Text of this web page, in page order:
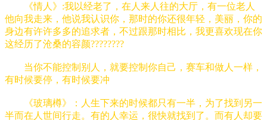
《情人》:我以经老了，在人来人往的大厅，有一位老人
他向我走来，他说我认识你，那时的你还很年轻，美丽，你的
身边有许许多多的追求者，不过跟那时相比，我更喜欢现在你
这经历了沧桑的容颜????????
当你不能控制别人，就要控制你自己，赛车和做人一样，
有时候要停，有时候要冲
《玻璃樽》：人生下来的时候都只有一半，为了找到另一
半而在人世间行走。有的人幸运，很快就找到了。而有人却要